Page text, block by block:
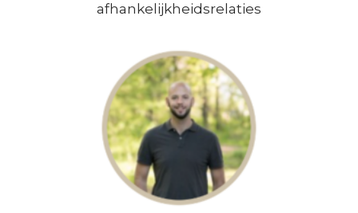
afhankelijkheidsrelaties